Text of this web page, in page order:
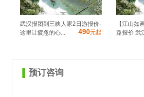
武汉报团到三峡人家2日游报价-
这里让疲惫的心...
490元起
【江山如
路报价 武
预订咨询